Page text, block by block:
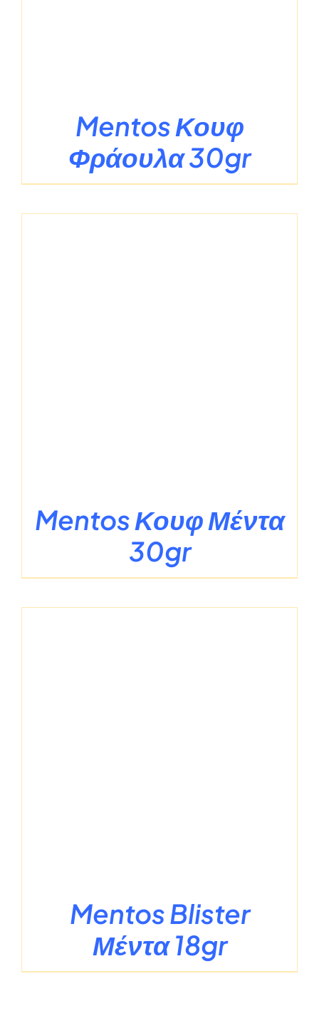
Mentos Κουφ
Φράουλα 30gr
Mentos Κουφ Μέντα
30gr
Mentos Blister
Μέντα 18gr